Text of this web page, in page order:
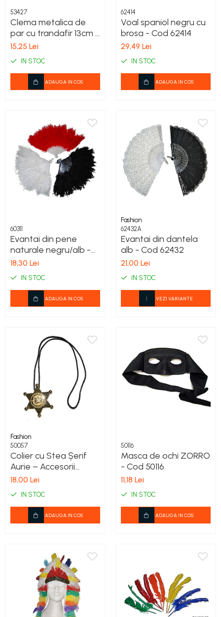
53427
Clema metalica de
par cu trandafir 13cm -
Cod 53427
15,25 Lei
IN STOC
ADAUGA IN COS
62414
Voal spaniol negru cu
brosa - Cod 62414
29,49 Lei
IN STOC
ADAUGA IN COS
60311
Evantai din pene
naturale negru/alb -
Cod 60311
18,30 Lei
IN STOC
ADAUGA IN COS
Fashion
62432A
Evantai din dantela
alb - Cod 62432
21,00 Lei
IN STOC
VEZI VARIANTE
Fashion
50057
Colier cu Stea Șerif
Aurie – Accesorii
Western pentru
Cod 50057
18,00 Lei
IN STOC
ADAUGA IN COS
50116
Masca de ochi ZORRO
- Cod 50116
11,18 Lei
IN STOC
ADAUGA IN COS